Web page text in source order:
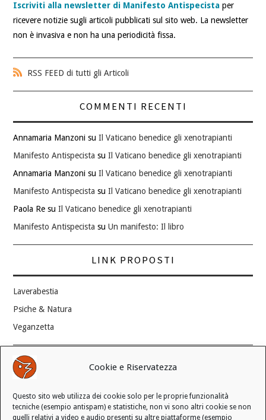
Cookie e Riservatezza
Questo sito web utilizza dei cookie solo per le proprie funzionalità
tecniche (esempio antispam) e statistiche, non vi sono altri cookie se non
quelli relativi a video e audio presenti su altre piattaforme (esempio
Iscriviti alla newsletter di Manifesto Antispecista per
ricevere notizie sugli articoli pubblicati sul sito web. La newsletter
non è invasiva e non ha una periodicità fissa.
RSS FEED di tutti gli Articoli
COMMENTI RECENTI
Annamaria Manzoni suIl Vaticano benedice gli xenotrapianti
Manifesto Antispecista suIl Vaticano benedice gli xenotrapianti
Annamaria Manzoni suIl Vaticano benedice gli xenotrapianti
Manifesto Antispecista suIl Vaticano benedice gli xenotrapianti
Paola Re suIl Vaticano benedice gli xenotrapianti
Manifesto Antispecista suUn manifesto: Il libro
LINK PROPOSTI
Laverabestia
Psiche & Natura
Veganzetta
Modifica consenso ai cookie
REVOCA IL TUO CONSENSO
Stato attuale: Negato